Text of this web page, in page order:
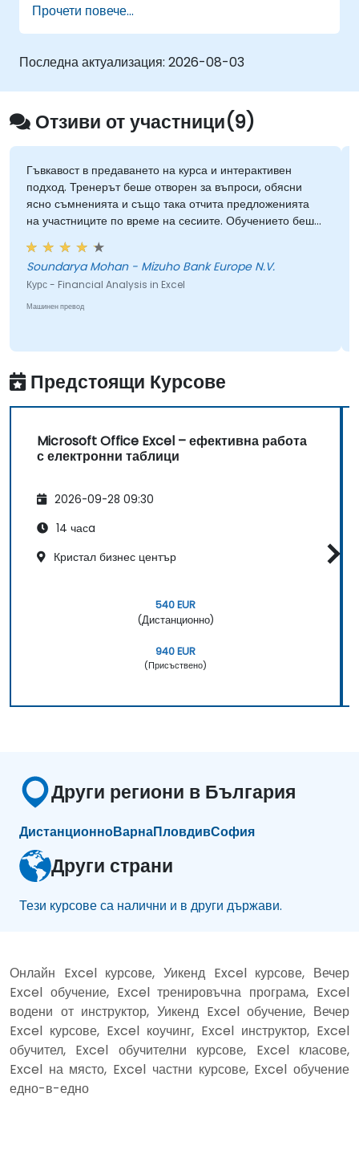
ако“ и прогнозиране за обобщаване и
визуализиране на данни.
Използват диаграми и графики на Excel за
създаване и персонализиране на
визуализации на данни.
Използват валидиране на данни и условно
форматиране в Excel, за да гарантират
качеството на данните и да подчертаят
важните прозрения от тях.
Използват функциите за импортиране и
експортиране на данни в Excel, за да се
свързват с външни източници на данни и да
споделят данни с други.
Прочети повече...
Последна актуализация: 2026-08-03
Отзиви от участници(9)
Гъвкавост в предаването на курса и интерактивен
подход. Тренерът беше отворен за въпроси, обясни
ясно съмненията и също така отчита предложенията
на участниците по време на сесиите. Обучението беше
добре структурирано и информативно.
Soundarya Mohan - Mizuho Bank Europe N.V.
Курс - Financial Analysis in Excel
Машинен превод
Предстоящи Курсове
Microsoft Office Excel – ефективна работа
с електронни таблици
2026-09-28 09:30
14 часa
Кристал бизнес център
540 EUR
(Дистанционно)
940 EUR
(Присъствено)
Други региони в България
ДистанционноВарнаПловдивСофия
Други страни
Тези курсове са налични и в други държави.
Онлайн Excel курсове, Уикенд Excel курсове, Вечер
Excel обучение, Excel тренировъчна програма, Excel
водени от инструктор, Уикенд Excel обучение, Вечер
Excel курсове, Excel коучинг, Excel инструктор, Excel
обучител, Excel обучителни курсове, Excel класове,
Excel на място, Excel частни курсове, Excel обучение
едно-в-едно